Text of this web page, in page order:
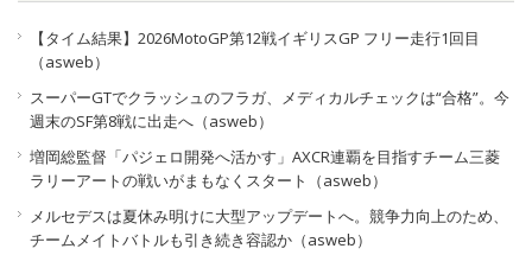
【タイム結果】2026MotoGP第12戦イギリスGP フリー走行1回目
（asweb）
スーパーGTでクラッシュのフラガ、メディカルチェックは“合格”。今
週末のSF第8戦に出走へ（asweb）
増岡総監督「パジェロ開発へ活かす」AXCR連覇を目指すチーム三菱
ラリーアートの戦いがまもなくスタート（asweb）
メルセデスは夏休み明けに大型アップデートへ。競争力向上のため、
チームメイトバトルも引き続き容認か（asweb）